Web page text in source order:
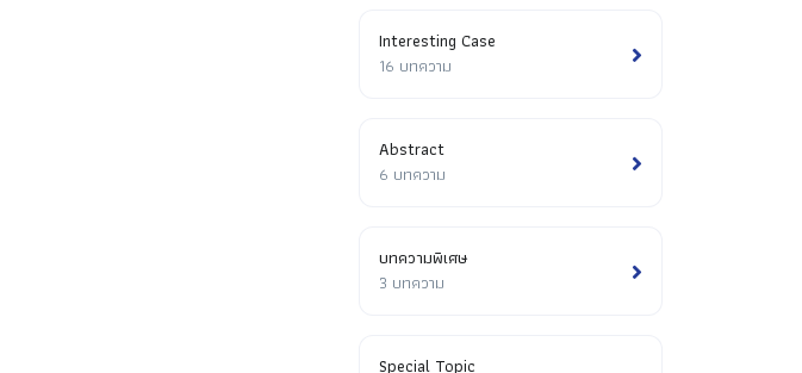
Interesting Case
16 บทความ
Abstract
6 บทความ
บทความพิเศษ
3 บทความ
Special Topic